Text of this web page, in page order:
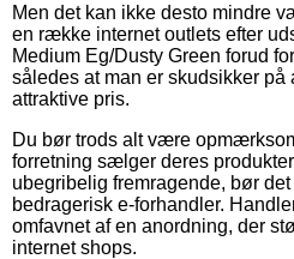
Men det kan ikke desto mindre
en række internet outlets efter
Medium Eg/Dusty Green forud
således at man er skudsikker på
attraktive pris.
Du bør trods alt være
forretning sælger deres
ubegribelig fremragende, bør
bedragerisk e-forhandler.
omfavnet af en anordning, der
internet shops.